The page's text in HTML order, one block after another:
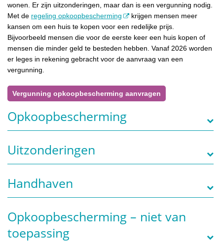
wonen. Er zijn uitzonderingen, maar dan is een vergunning nodig.
Met de regeling opkoopbescherming
krijgen mensen meer
kansen om een huis te kopen voor een redelijke prijs.
Bijvoorbeeld mensen die voor de eerste keer een huis kopen of
mensen die minder geld te besteden hebben. Vanaf 2026 worden
er leges in rekening gebracht voor de aanvraag van een
vergunning.
Vergunning opkoopbescherming aanvragen
Opkoopbescherming
Uitzonderingen
Handhaven
Opkoopbescherming – niet van
toepassing